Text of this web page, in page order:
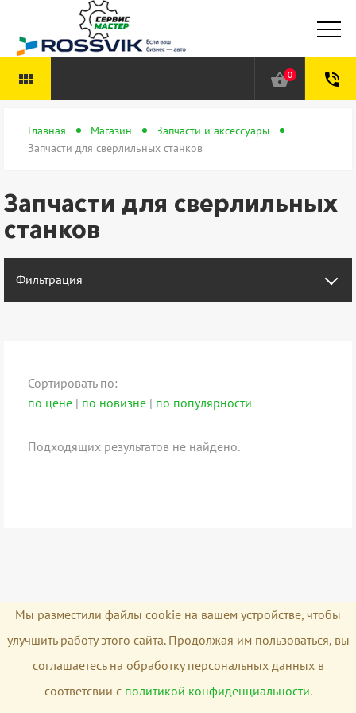
shopping_basket0 phone_in_talk
Главная Магазин
Запчасти и аксессуары
Запчасти для сверлильных станков
Запчасти для сверлильных
станков
view_module
Фильтрация
Сортировать по:
по цене | по новизне | по популярности
Подходящих результатов не найдено.
Мы разместили файлы cookie на вашем устройстве, чтобы
улучшить работу этого сайта. Продолжая им пользоваться, вы
соглашаетесь на обработку персональных данных в
соответсвии с политикой конфиденциальности.